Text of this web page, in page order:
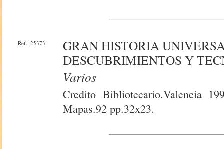
Ref.: 25373
GRAN HISTORIA
DESCUBRIMIENTOS Y
Varios
Credito Bibliotecario.Valencia
Mapas.92 pp.32x23.